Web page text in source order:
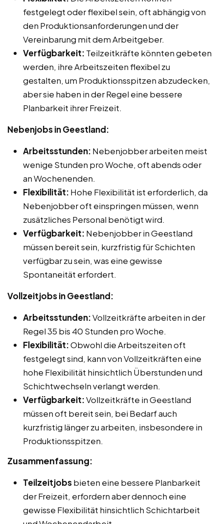
festgelegt oder flexibel sein, oft abhängig von
den Produktionsanforderungen und der
Vereinbarung mit dem Arbeitgeber.
Verfügbarkeit: Teilzeitkräfte könnten gebeten
werden, ihre Arbeitszeiten flexibel zu
gestalten, um Produktionsspitzen abzudecken,
aber sie haben in der Regel eine bessere
Planbarkeit ihrer Freizeit.
Nebenjobs in Geestland:
Arbeitsstunden: Nebenjobber arbeiten meist
wenige Stunden pro Woche, oft abends oder
an Wochenenden.
Flexibilität: Hohe Flexibilität ist erforderlich, da
Nebenjobber oft einspringen müssen, wenn
zusätzliches Personal benötigt wird.
Verfügbarkeit: Nebenjobber in Geestland
müssen bereit sein, kurzfristig für Schichten
verfügbar zu sein, was eine gewisse
Spontaneität erfordert.
Vollzeitjobs in Geestland:
Arbeitsstunden:Vollzeitkräfte arbeiten in der
Regel 35 bis 40 Stunden pro Woche.
Flexibilität:Obwohl die Arbeitszeiten oft
festgelegt sind, kann von Vollzeitkräften eine
hohe Flexibilität hinsichtlich Überstunden und
Schichtwechseln verlangt werden.
Verfügbarkeit:Vollzeitkräfte in Geestland
müssen oft bereit sein, bei Bedarf auch
kurzfristig länger zu arbeiten, insbesondere in
Produktionsspitzen.
Zusammenfassung:
Teilzeitjobsbieten eine bessere Planbarkeit
der Freizeit, erfordern aber dennoch eine
gewisse Flexibilität hinsichtlich Schichtarbeit